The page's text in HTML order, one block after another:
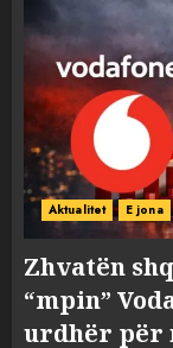
Aktualitet E jona
Zhvatën
“mpin”
urdhër për